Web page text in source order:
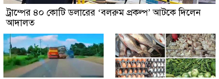
ট্রাম্পের ৪০ কোটি ডলারের ‘বলরুম প্রকল্প’ আটকে দিলেন
আদালত